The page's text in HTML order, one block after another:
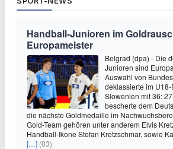
Handball-Junioren im
Europameister
Belgrad (dpa) - Die
Junioren sind
Auswahl von
deklassierte im
Slowenien mit 36:
bescherte dem
die nächste Goldmedaille im
Gold-Team gehören unter anderem Elvis
Handball-Ikone Stefan Kretzschmar, sowie
[…] (03)